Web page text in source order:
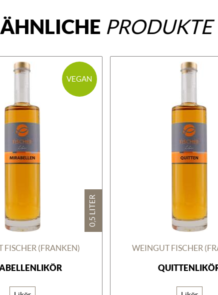
ÄHNLICHE PRODUKTE
VEGAN
0,5 LITER
FISCHER (FRANKEN) WEINGUT FISCHER